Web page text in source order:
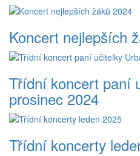
Koncert nejlepších
Třídní koncert paní
prosinec 2024
Třídní koncerty